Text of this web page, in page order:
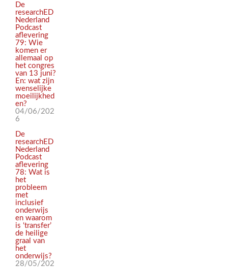
De
researchED
Nederland
Podcast
aflevering
79: Wie
komen er
allemaal op
het congres
van 13 juni?
En: wat zijn
wenselijke
moeilijkhed
en?
04/06/202
6
De
researchED
Nederland
Podcast
aflevering
78: Wat is
het
probleem
met
inclusief
onderwijs
en waarom
is ‘transfer’
de heilige
graal van
het
onderwijs?
28/05/202